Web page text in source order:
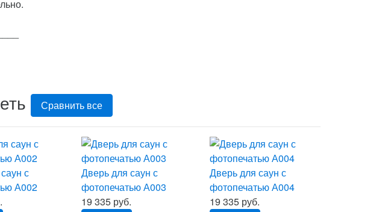
Сравнить все
с
А002
Дверь для саун с
фотопечатью А003
19 335 руб.
Дверь для саун с
фотопечатью А004
19 335 руб.